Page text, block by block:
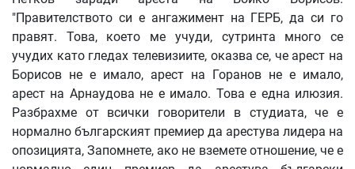
"Правителството си е ангажимент на ГЕРБ, да си го
правят. Това, което ме учуди, сутринта много се
учудих като гледах телевизиите, оказва се, че арест на
Борисов не е имало, арест на Горанов не е имало,
арест на Арнаудова не е имало. Това е една илюзия.
Разбрахме от всички говорители в студиата, че е
нормално българският премиер да арестува лидера на
опозицията, Запомнете, ако не вземете отношение, че е